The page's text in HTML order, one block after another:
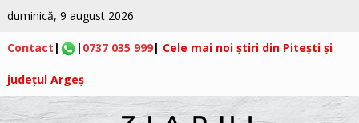
duminică, 9 august 2026
Contact | | 0737 035 999| Cele mai noi știri din Pitești și
județul Argeș